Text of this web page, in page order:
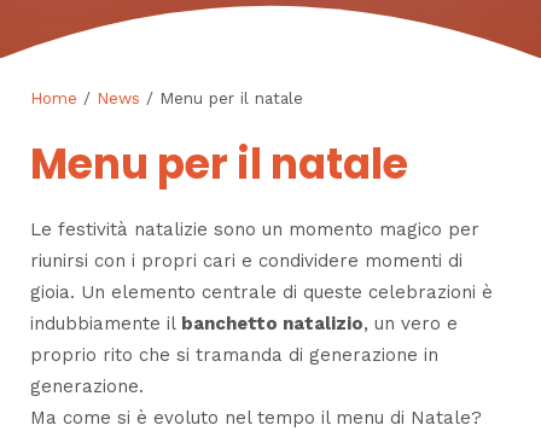
Home / News / Menu per il natale
Menu per il natale
Le festività natalizie sono un momento magico per
riunirsi con i propri cari e condividere momenti di
gioia. Un elemento centrale di queste celebrazioni è
indubbiamente il banchetto natalizio, un vero e
proprio rito che si tramanda di generazione in
generazione.
Ma come si è evoluto nel tempo il menu di Natale?